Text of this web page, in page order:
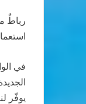
رباطٌ
في
يوفّر